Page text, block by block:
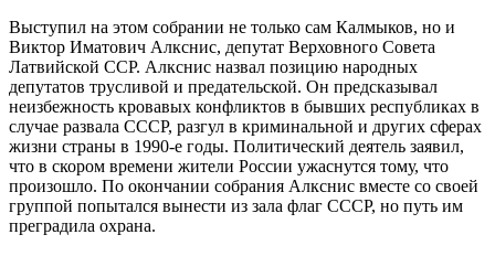
Выступил на этом собрании не только сам Калмыков, но и
Виктор Иматович Алкснис, депутат Верховного Совета
Латвийской ССР. Алкснис назвал позицию народных
депутатов трусливой и предательской. Он предсказывал
неизбежность кровавых конфликтов в бывших республиках в
случае развала СССР, разгул в криминальной и других сферах
жизни страны в 1990-е годы. Политический деятель заявил,
что в скором времени жители России ужаснутся тому, что
произошло. По окончании собрания Алкснис вместе со своей
группой попытался вынести из зала флаг СССР, но путь им
преградила охрана.